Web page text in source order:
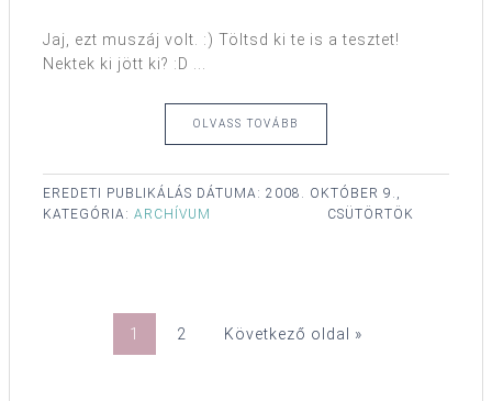
Jaj, ezt muszáj volt. :) Töltsd ki te is a tesztet!
Nektek ki jött ki? :D ...
OLVASS TOVÁBB
EREDETI PUBLIKÁLÁS DÁTUMA: 2008. OKTÓBER 9.,
CSÜTÖRTÖK
KATEGÓRIA: ARCHÍVUM
1 2 Következő oldal »